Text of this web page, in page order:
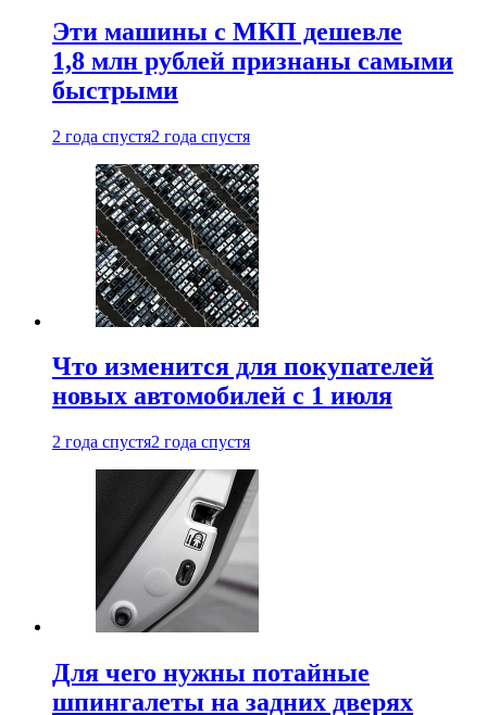
Эти машины с МКП дешевле
1,8 млн рублей признаны самыми
быстрыми
2 года спустя2 года спустя
Что изменится для покупателей
новых автомобилей с 1 июля
2 года спустя2 года спустя
Для чего нужны потайные
шпингалеты на задних дверях